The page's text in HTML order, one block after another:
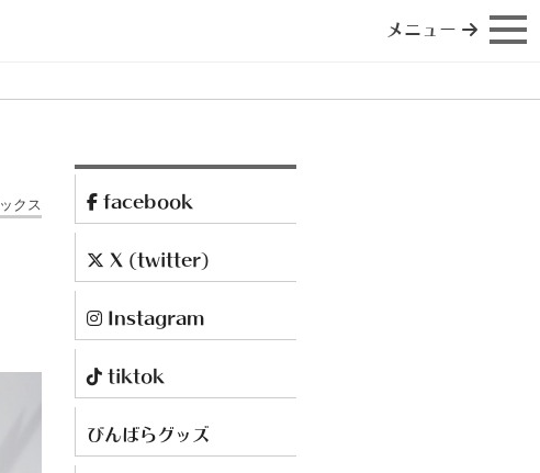
メニュー
クス facebook
X (twitter)
Instagram
tiktok
びんばらグッズ